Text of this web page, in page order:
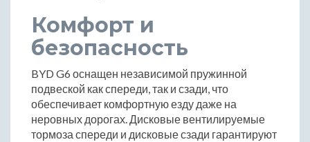
Комфорт и
безопасность
BYD G6 оснащен независимой пружинной
подвеской как спереди, так и сзади, что
обеспечивает комфортную езду даже на
неровных дорогах. Дисковые вентилируемые
тормоза спереди и дисковые сзади гарантируют